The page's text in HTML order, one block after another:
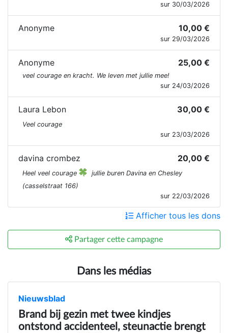
sur 30/03/2026
Anonyme 10,00 €
sur 29/03/2026
Anonyme 25,00 €
veel courage en kracht. We leven met jullie mee!
sur 24/03/2026
Laura Lebon 30,00 €
Veel courage
sur 23/03/2026
davina crombez 20,00 €
Heel veel courage
jullie buren Davina en Chesley
(casselstraat 166)
sur 22/03/2026
Afficher tous les dons
Partager cette campagne
Dans les médias
Nieuwsblad
Brand bij gezin met twee kindjes
ontstond accidenteel, steunactie brengt